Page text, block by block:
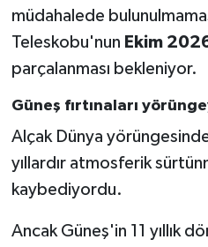
müdahalede
Teleskobu'nun Ekim
parçalanması bekleniyor.
Güneş fırtınaları
Alçak Dünya
yıllardır atmosferik
kaybediyordu.
Ancak Güneş'in 11 yıllık